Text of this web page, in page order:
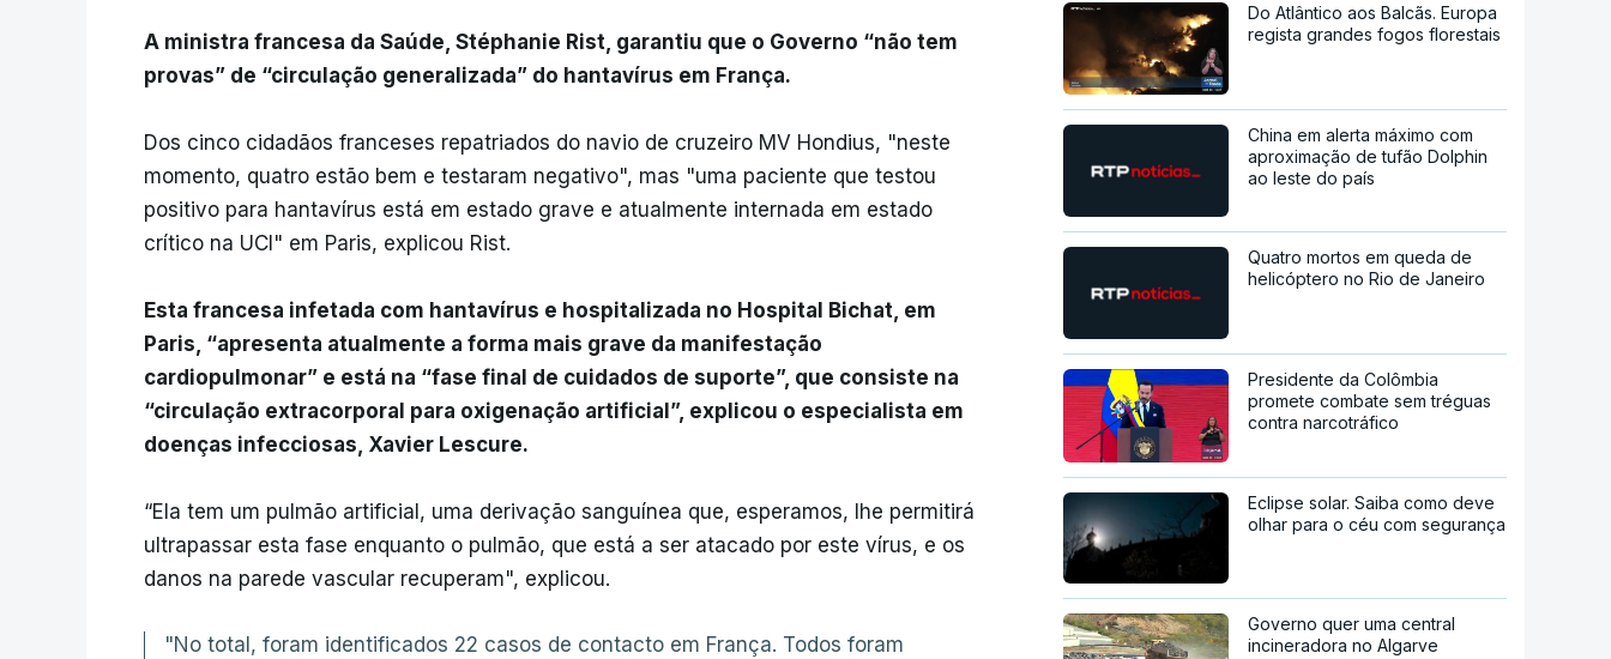
A ministra francesa da Saúde, Stéphanie Rist, garantiu que o Governo “não tem
provas” de “circulação generalizada” do hantavírus em França.
Dos cinco cidadãos franceses repatriados do navio de cruzeiro MV Hondius, "neste
momento, quatro estão bem e testaram negativo", mas "uma paciente que testou
positivo para hantavírus está em estado grave e atualmente internada em estado
crítico na UCI" em Paris, explicou Rist.
Esta francesa infetada com hantavírus e hospitalizada no Hospital Bichat, em
Paris, “apresenta atualmente a forma mais grave da manifestação
cardiopulmonar” e está na “fase final de cuidados de suporte”, que consiste na
“circulação extracorporal para oxigenação artificial”, explicou o especialista em
doenças infecciosas, Xavier Lescure.
“Ela tem um pulmão artificial, uma derivação sanguínea que, esperamos, lhe permitirá
ultrapassar esta fase enquanto o pulmão, que está a ser atacado por este vírus, e os
danos na parede vascular recuperam", explicou.
"No total, foram identificados 22 casos de contacto em França. Todos foram
Do Atlântico aos Balcãs. Europa
regista grandes fogos florestais
China em alerta máximo com
aproximação de tufão Dolphin
ao leste do país
Quatro mortos em queda de
helicóptero no Rio de Janeiro
Presidente da Colômbia
promete combate sem tréguas
contra narcotráfico
Eclipse solar. Saiba como deve
olhar para o céu com segurança
Governo quer uma central
incineradora no Algarve